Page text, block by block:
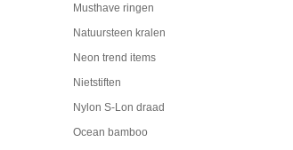
Musthave ringen
Natuursteen kralen
Neon trend items
Nietstiften
Nylon S-Lon draad
Ocean bamboo